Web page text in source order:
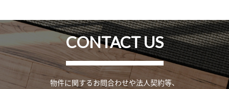
CONTACT US
物件に関するお問合わせや法人契約等、